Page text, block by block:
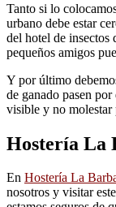
Tanto si lo
urbano debe estar
del hotel de insectos
pequeños amigos
Y por último
de ganado pasen
visible y no
Hostería La
En Hostería La
nosotros y visitar